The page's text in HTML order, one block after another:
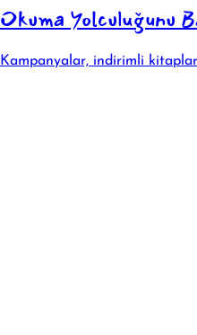
Okuma Yolculuğunu
Kampanyalar, indirimli